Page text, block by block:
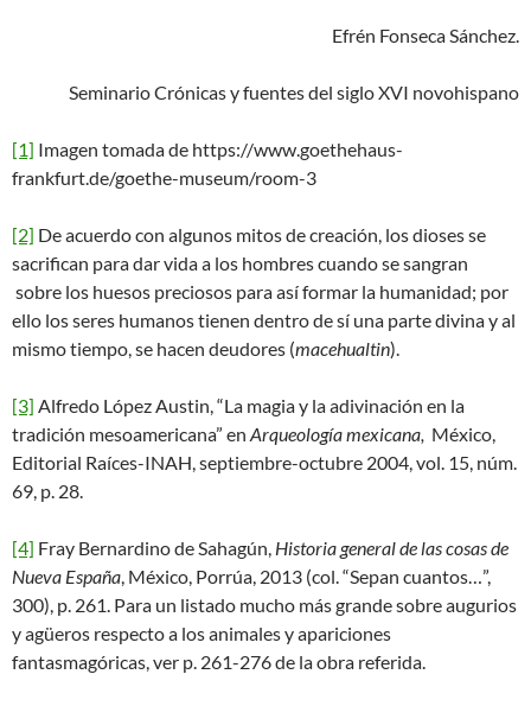
Efrén Fonseca Sánchez.
Seminario Crónicas y fuentes del siglo XVI novohispano
[1] Imagen tomada de https://www.goethehaus-
frankfurt.de/goethe-museum/room-3
[2] De acuerdo con algunos mitos de creación, los dioses se
sacrifican para dar vida a los hombres cuando se sangran
sobre los huesos preciosos para así formar la humanidad; por
ello los seres humanos tienen dentro de sí una parte divina y al
mismo tiempo, se hacen deudores (macehualtin).
[3] Alfredo López Austin, “La magia y la adivinación en la
tradición mesoamericana” en Arqueologíamexicana, México,
Editorial Raíces-INAH, septiembre-octubre 2004, vol. 15, núm.
69, p. 28.
[4] Fray Bernardino de Sahagún, Historia general de las cosas de
Nueva España , México, Porrúa, 2013 (col. “Sepan cuantos…”,
300), p. 261. Para un listado mucho más grande sobre augurios
y agüeros respecto a los animales y apariciones
fantasmagóricas, ver p. 261-276 de la obra referida.